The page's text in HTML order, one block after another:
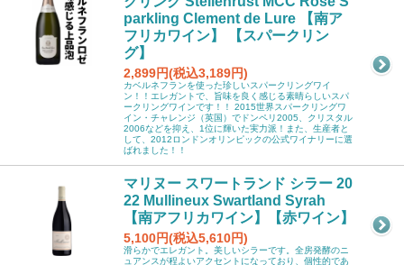
parkling Clement de Lure 【南ア
フリカワイン】 【スパークリン
グ】
2,899円(税込3,189円)
カベルネフランを使った珍しいスパークリングワイ
ン！！エレガントで、旨味を良く感じる素晴らしいスパ
ークリングワインです！！ 2015世界スパークリングワ
イン・チャレンジ（英国）でドンペリ2005、クリスタル
2006などを抑え、1位に輝いた実力派！また、生産者と
して、2012ロンドンオリンピックの公式ワイナリーに選
ばれました！！
マリヌー スワートランド シラー 20
22 Mullineux Swartland Syrah
【南アフリカワイン】【赤ワイン】
5,100円(税込5,610円)
滑らかでエレガント。美しいシラーです。全房発酵のニ
ュアンスが程よいアクセントになっており、個性的であ